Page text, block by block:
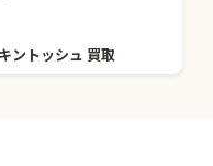
ントッシュ 買取